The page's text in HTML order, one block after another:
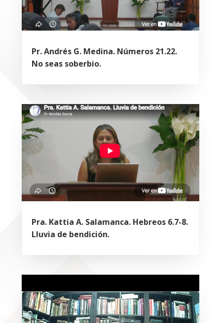
Pr. Andrés G. Medina. Números 21.22.
No seas soberbio.
Pra. Kattia A. Salamanca. Hebreos 6.7-8.
Lluvia de bendición.